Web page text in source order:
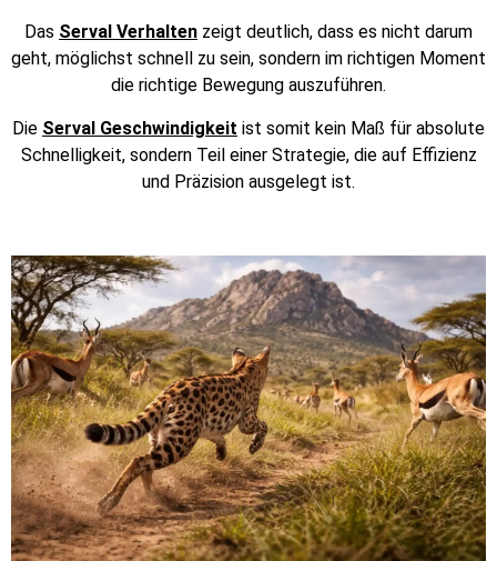
Das Serval Verhalten zeigt deutlich, dass es nicht darum
geht, möglichst schnell zu sein, sondern im richtigen Moment
die richtige Bewegung auszuführen.
Die Serval Geschwindigkeit ist somit kein Maß für absolute
Schnelligkeit, sondern Teil einer Strategie, die auf Effizienz
und Präzision ausgelegt ist.